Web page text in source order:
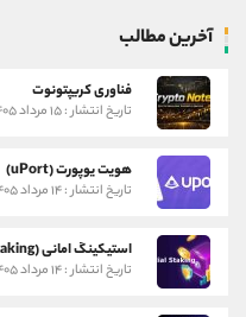
آخرین مطالب
فناوری کریپتونوت
تاریخ انتشار : ۱۵ مرداد ۱۴۰۵
هویت یوپورت (uPort)
تاریخ انتشار : ۱۴ مرداد ۱۴۰۵
استیکینگ امانی (Custodial Staking)
تاریخ انتشار : ۱۴ مرداد ۱۴۰۵